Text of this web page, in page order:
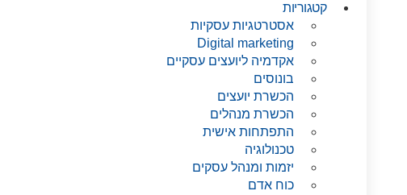
קטגוריות
אסטרטגיות עסקיות
Digital marketing
אקדמיה ליועצים עסקיים
בונוסים
הכשרת יועצים
הכשרת מנהלים
התפתחות אישית
טכנולוגיה
יזמות ומנהל עסקים
כוח אדם